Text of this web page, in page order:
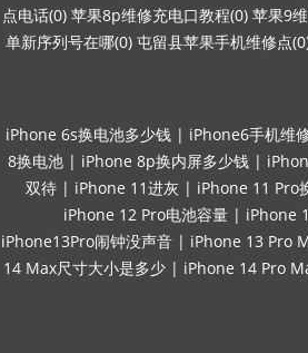
点电话(0) 苹果8p维修充电口教程(0) 苹果9
单新序列号在哪(0) 屯留县苹果手机维修点
iPhone 6s换电池多少钱 | iPhone6手机维
8换电池 | iPhone 8p换内屏多少钱 |
双待 | iPhone 11进灰 | iPhone 11 Pro
iPhone 12 Pro电池容量 | iPhone
iPhone13Pro闹钟没声音 | iPhone 13 Pro
14 Max尺寸大小是多少 | iPhone 14 Pro